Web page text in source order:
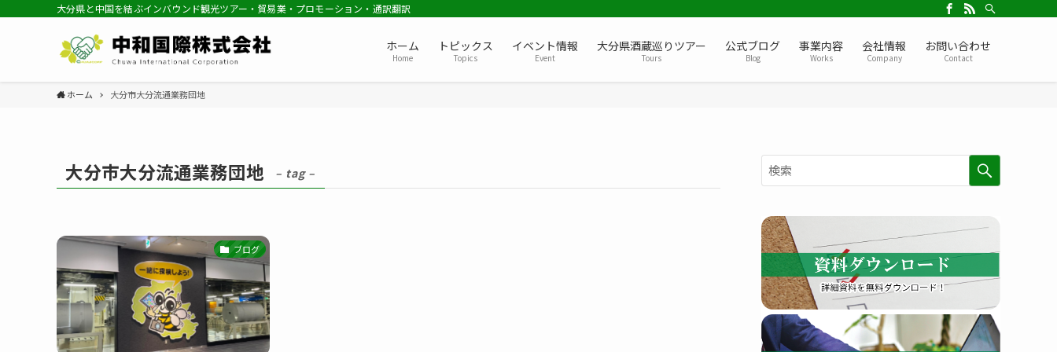
大分県と中国を結ぶインバウンド観光ツアー・貿易業・プロモーション・通訳翻訳
ホーム
Home
トピックス
Topics
イベント情報
Event
大分県酒蔵巡りツアー
Tours
公式ブログ
Blog
事業内容
Works
会社情報
Company
お問い合わせ
Contact
ホーム 大分市大分流通業務団地
大分市大分流通業務団地 – tag –
ブログ
索